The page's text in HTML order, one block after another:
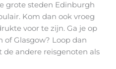
grote steden Edinburgh
Kom dan ook vroeg
voor te zijn. Ga je op
Glasgow? Loop dan
andere reisgenoten als